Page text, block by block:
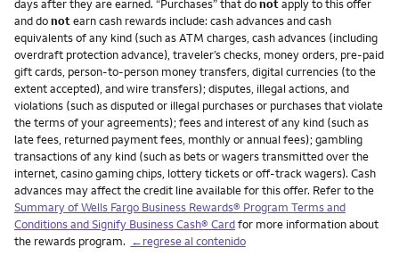
days after they are earned. “Purchases” that donotapply to this offer
and donotearn cash rewards include: cash advances and cash
equivalents of any kind (such as ATM charges, cash advances (including
overdraft protection advance), traveler’s checks, money orders, pre-paid
gift cards, person-to-person money transfers, digital currencies (to the
extent accepted), and wire transfers); disputes, illegal actions, and
violations (such as disputed or illegal purchases or purchases that violate
the terms of your agreements); fees and interest of any kind (such as
late fees, returned payment fees, monthly or annual fees); gambling
transactions of any kind (such as bets or wagers transmitted over the
internet, casino gaming chips, lottery tickets or off-track wagers). Cash
advances may affect the credit line available for this offer. Refer to the
Summary of Wells Fargo Business Rewards® Program Terms and
Conditions and Signify Business Cash® Cardfor more information about
the rewards program. ←regrese al contenido